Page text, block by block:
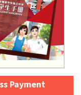
Payment